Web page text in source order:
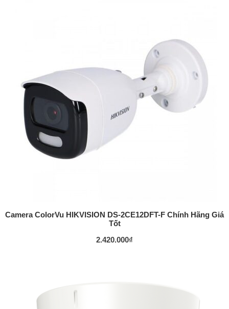
Camera ColorVu HIKVISION DS-2CE12DFT-F Chính Hãng Giá
Tốt
2.420.000₫